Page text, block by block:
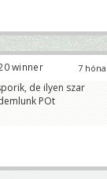
7
winner
de ilyen szar
POt